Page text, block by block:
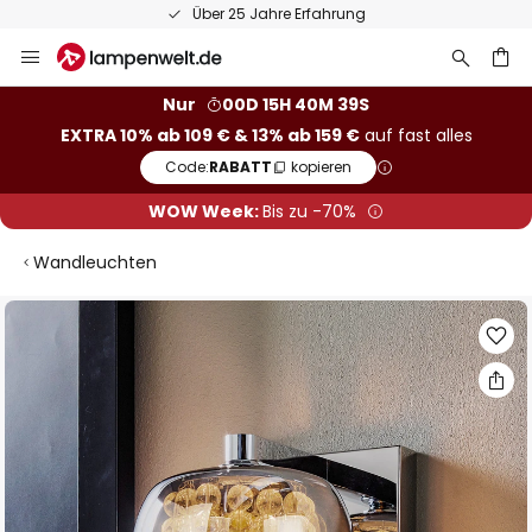
Über 25 Jahre Erfahrung
Inhalt
Nur
00D 15H 40M 39S
EXTRA 10% ab 109 € & 13% ab 159 €auf fast alles
Code:RABATT kopieren
WOW Week:Bis zu -70%
Wandleuchten
Zum
Bildgalerie
springen